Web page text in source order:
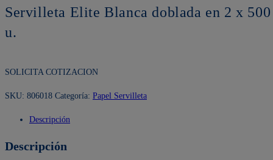
Servilleta Elite Blanca doblada en 2 x 500
u.
SOLICITA COTIZACION
SKU: 806018 Categoría: Papel Servilleta
Descripción
Descripción